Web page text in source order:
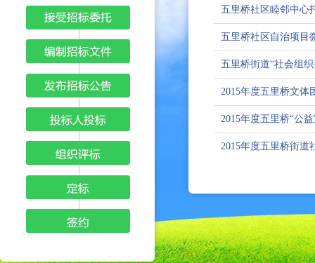
五里桥社区睦邻中心
五里桥社区自治项目
五里桥街道“社会组
2015年度五里桥文体
2015年度五里桥“公
2015年度五里桥街道